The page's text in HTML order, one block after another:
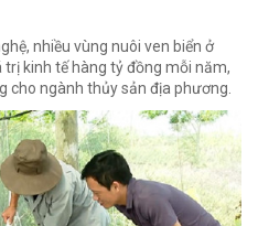
nhiều vùng nuôi ven biển ở
trị kinh tế hàng tỷ đồng mỗi năm,
cho ngành thủy sản địa phương.